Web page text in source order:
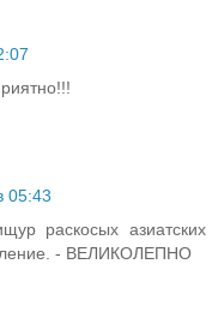
05:43
раскосых азиатских
- ВЕЛИКОЛЕПНО